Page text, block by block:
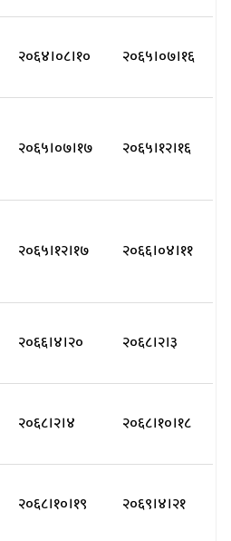
२०६४।०८।१० २०६५।०७।१६
२०६५।०७।१७ २०६५।१२।१६
२०६५।१२।१७ २०६६।०४।११
२०६६।४।२० २०६८।२।३
२०६८।२।४ २०६८।१०।१८
२०६८।१०।१९ २०६९।४।२१